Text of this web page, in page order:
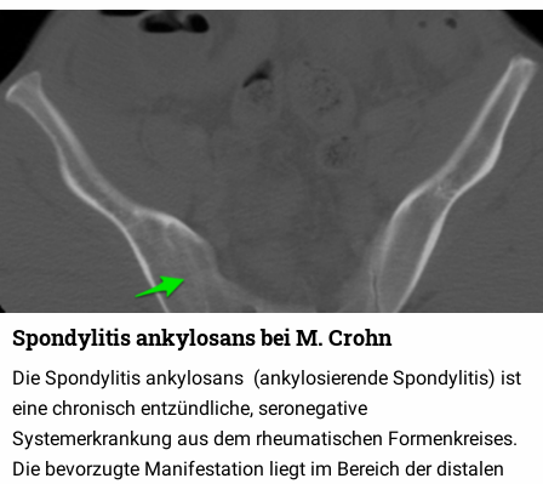
Spondylitis ankylosans bei M. Crohn
Die Spondylitis ankylosans (ankylosierende Spondylitis) ist
eine chronisch entzündliche, seronegative
Systemerkrankung aus dem rheumatischen Formenkreises.
Die bevorzugte Manifestation liegt im Bereich der distalen